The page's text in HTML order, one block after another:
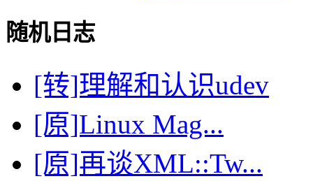
随机日志
[转]理解和认识udev
[原]Linux Mag...
[原]再谈XML::Tw...